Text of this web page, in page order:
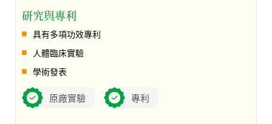
研究與專利
具有多項功效專利
人體臨床實驗
學術發表
原廠實驗 專利